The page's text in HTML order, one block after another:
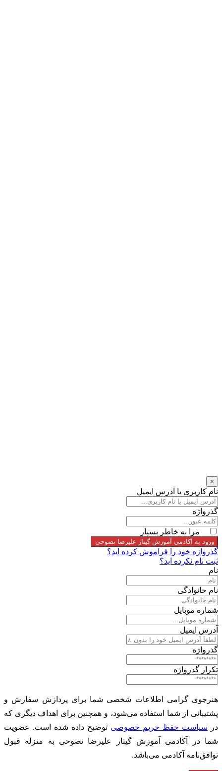
×
نام کاربری یا آدرس ایمیل
گذرواژه
مرا به خاطر بسپار
ورود به آکادمی آموزش گیتار علیرضا نصوحی
گذرواژه خود را فراموش کرده اید؟
ثبت نام نکرده اید؟
نام
نام خانوادگی
شماره موبایل
آدرس ایمیل
گذرواژه
تکرار گذرواژه
هنرجوی گرامی اطلاعات شخصی شما برای پردازش سفارش و
پشتیبانی از شما استفاده می‌شود، و همچنین برای اهداف دیگری که
در سیاست حفظ حریم خصوصی توضیح داده شده است. عضویت
شما در آکادمی آموزش گیتار علیرضا نصوحی به منزله قبول
توافق‌نامه آکادمی می‌باشد.